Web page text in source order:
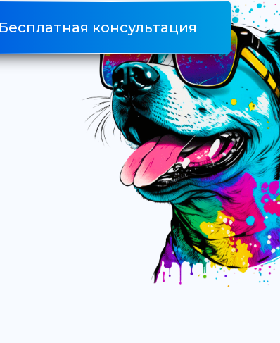
Бесплатная консультация